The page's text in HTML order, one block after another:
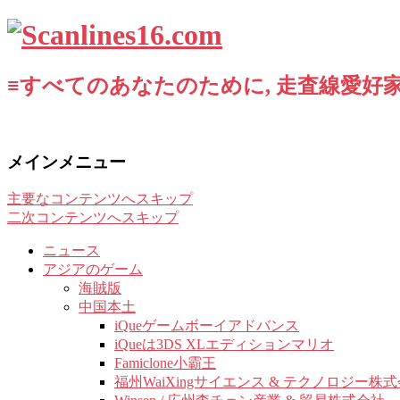
≡すべてのあなたのために, 走査線愛好
メインメニュー
主要なコンテンツへスキップ
二次コンテンツへスキップ
ニュース
アジアのゲーム
海賊版
中国本土
iQueゲームボーイアドバンス
iQueは3DS XLエディションマリオ
Famiclone小霸王
福州WaiXingサイエンス & テクノロジー株